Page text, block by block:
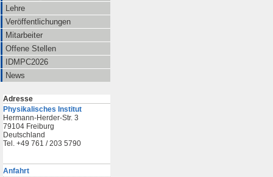
Lehre
Veröffentlichungen
Mitarbeiter
Offene Stellen
IDMPC2026
News
Adresse
Physikalisches Institut
Hermann-Herder-Str. 3
79104 Freiburg
Deutschland
Tel. +49 761 / 203 5790
Anfahrt